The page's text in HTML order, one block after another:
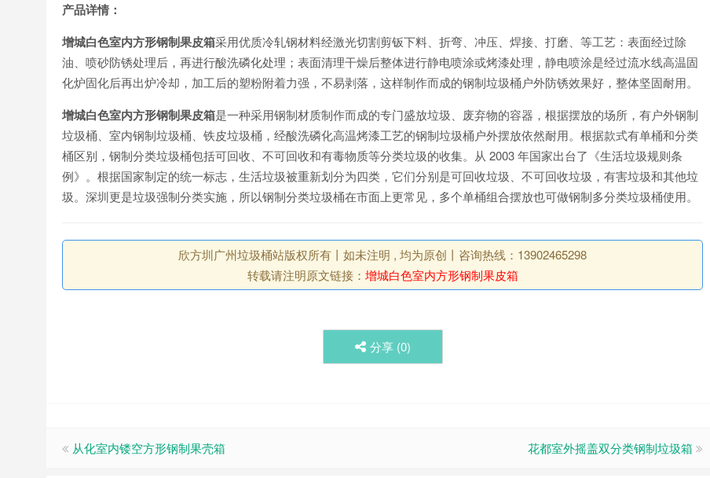
产品详情：
增城白色室内方形钢制果皮箱采用优质冷轧钢材料经激光切割剪钣下料、折弯、冲压、焊接、打磨、等工艺：表面经过除
油、喷砂防锈处理后，再进行酸洗磷化处理；表面清理干燥后整体进行静电喷涂或烤漆处理，静电喷涂是经过流水线高温固
化炉固化后再出炉冷却，加工后的塑粉附着力强，不易剥落，这样制作而成的钢制垃圾桶户外防锈效果好，整体坚固耐用。
增城白色室内方形钢制果皮箱是一种采用钢制材质制作而成的专门盛放垃圾、废弃物的容器，根据摆放的场所，有户外钢制
垃圾桶、室内钢制垃圾桶、铁皮垃圾桶，经酸洗磷化高温烤漆工艺的钢制垃圾桶户外摆放依然耐用。根据款式有单桶和分类
桶区别，钢制分类垃圾桶包括可回收、不可回收和有毒物质等分类垃圾的收集。从 2003 年国家出台了《生活垃圾规则条
例》。根据国家制定的统一标志，生活垃圾被重新划分为四类，它们分别是可回收垃圾、不可回收垃圾，有害垃圾和其他垃
圾。深圳更是垃圾强制分类实施，所以钢制分类垃圾桶在市面上更常见，多个单桶组合摆放也可做钢制多分类垃圾桶使用。
欣方圳广州垃圾桶站版权所有丨如未注明 , 均为原创丨咨询热线：13902465298
转载请注明原文链接： 增城白色室内方形钢制果皮箱
分享 (0)
从化室内镂空方形钢制果壳箱 花都室外摇盖双分类钢制垃圾箱